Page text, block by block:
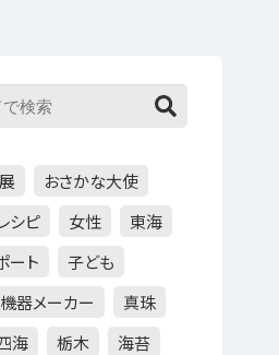
おさかな大使
シピ 女性
東海
ート
子ども
器メーカー
真珠
海 栃木
海苔